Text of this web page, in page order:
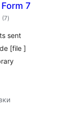
7
(7укупних
оцена
)
sent
[file ]